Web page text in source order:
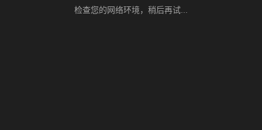
检查您的网络环境，稍后再试...